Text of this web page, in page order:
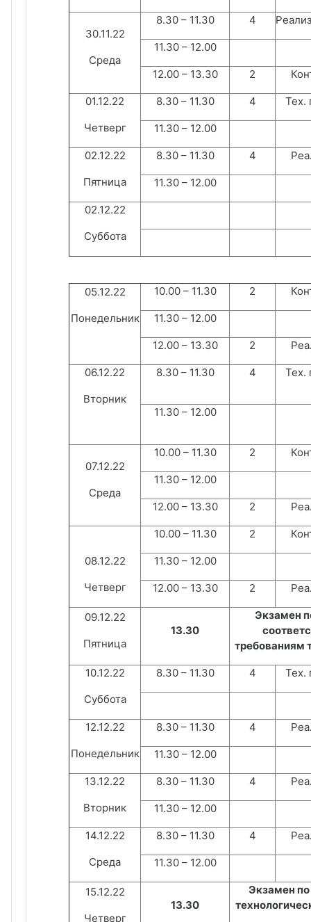
30.11.22
Среда
8.30 – 11.30 4
11.30 – 12.00
12.00 – 13.30 2
01.12.22
Четверг
8.30 – 11.30 4 Тех.
11.30 – 12.00
02.12.22
Пятница
8.30 – 11.30 4
11.30 – 12.00
02.12.22
Суббота
05.12.22
Понедельник
10.00 – 11.30 2
11.30 – 12.00
12.00 – 13.30 2
06.12.22
Вторник
8.30 – 11.30 4 Тех.
11.30 – 12.00
07.12.22
Среда
10.00 – 11.30 2
11.30 – 12.00
12.00 – 13.30 2
08.12.22
Четверг
10.00 – 11.30 2
11.30 – 12.00
12.00 – 13.30 2
09.12.22
Пятница
13.30
Экзамен
требованиям
10.12.22
Суббота
8.30 – 11.30 4 Тех.
12.12.22
Понедельник
8.30 – 11.30 4
11.30 – 12.00
13.12.22
Вторник
8.30 – 11.30 4
11.30 – 12.00
14.12.22
Среда
8.30 – 11.30 4
11.30 – 12.00
15.12.22
Четверг
13.30
Экзамен